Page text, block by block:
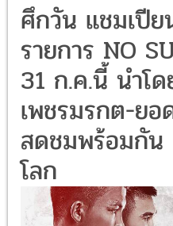
ศึกวัน แชมเปี
รายการ NO
31 ก.ค.นี้ นำโ
เพชรมรกต-ย
สดชมพร้อมกัน
โลก